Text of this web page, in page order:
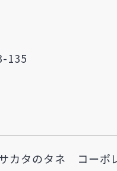
135
カタのタネ コーポ